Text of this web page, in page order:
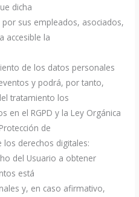
dicha
sus empleados, asociados,
accesible la
de los datos personales
y podrá, por tanto,
tratamiento los
en el RGPD y la Ley Orgánica
de
los derechos digitales:
del Usuario a obtener
está
y, en caso afirmativo,